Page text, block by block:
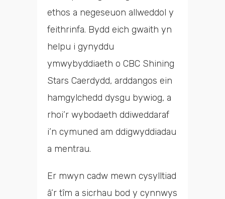
ethos a negeseuon allweddol y
feithrinfa. Bydd eich gwaith yn
helpu i gynyddu
ymwybyddiaeth o CBC Shining
Stars Caerdydd, arddangos ein
hamgylchedd dysgu bywiog, a
rhoi’r wybodaeth ddiweddaraf
i’n cymuned am ddigwyddiadau
a mentrau.
Er mwyn cadw mewn cysylltiad
â’r tîm a sicrhau bod y cynnwys